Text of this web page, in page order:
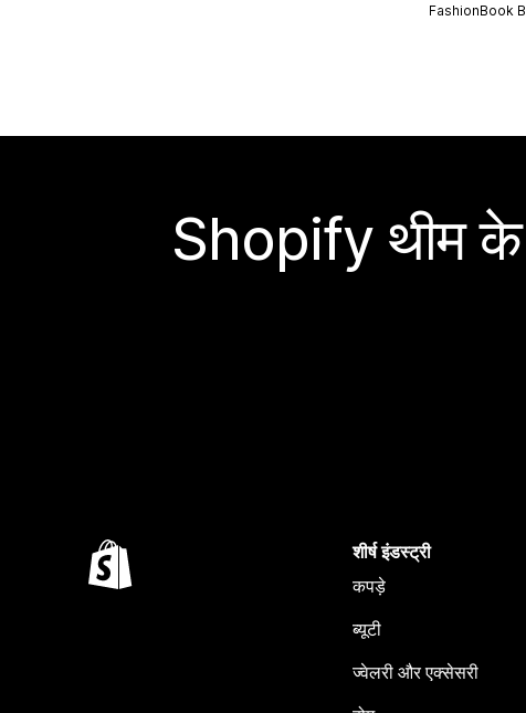
FashionBook
Shopify थीम के
शीर्ष इंडस्ट्री
कपड़े
ब्यूटी
ज्वेलरी और एक्सेसरी